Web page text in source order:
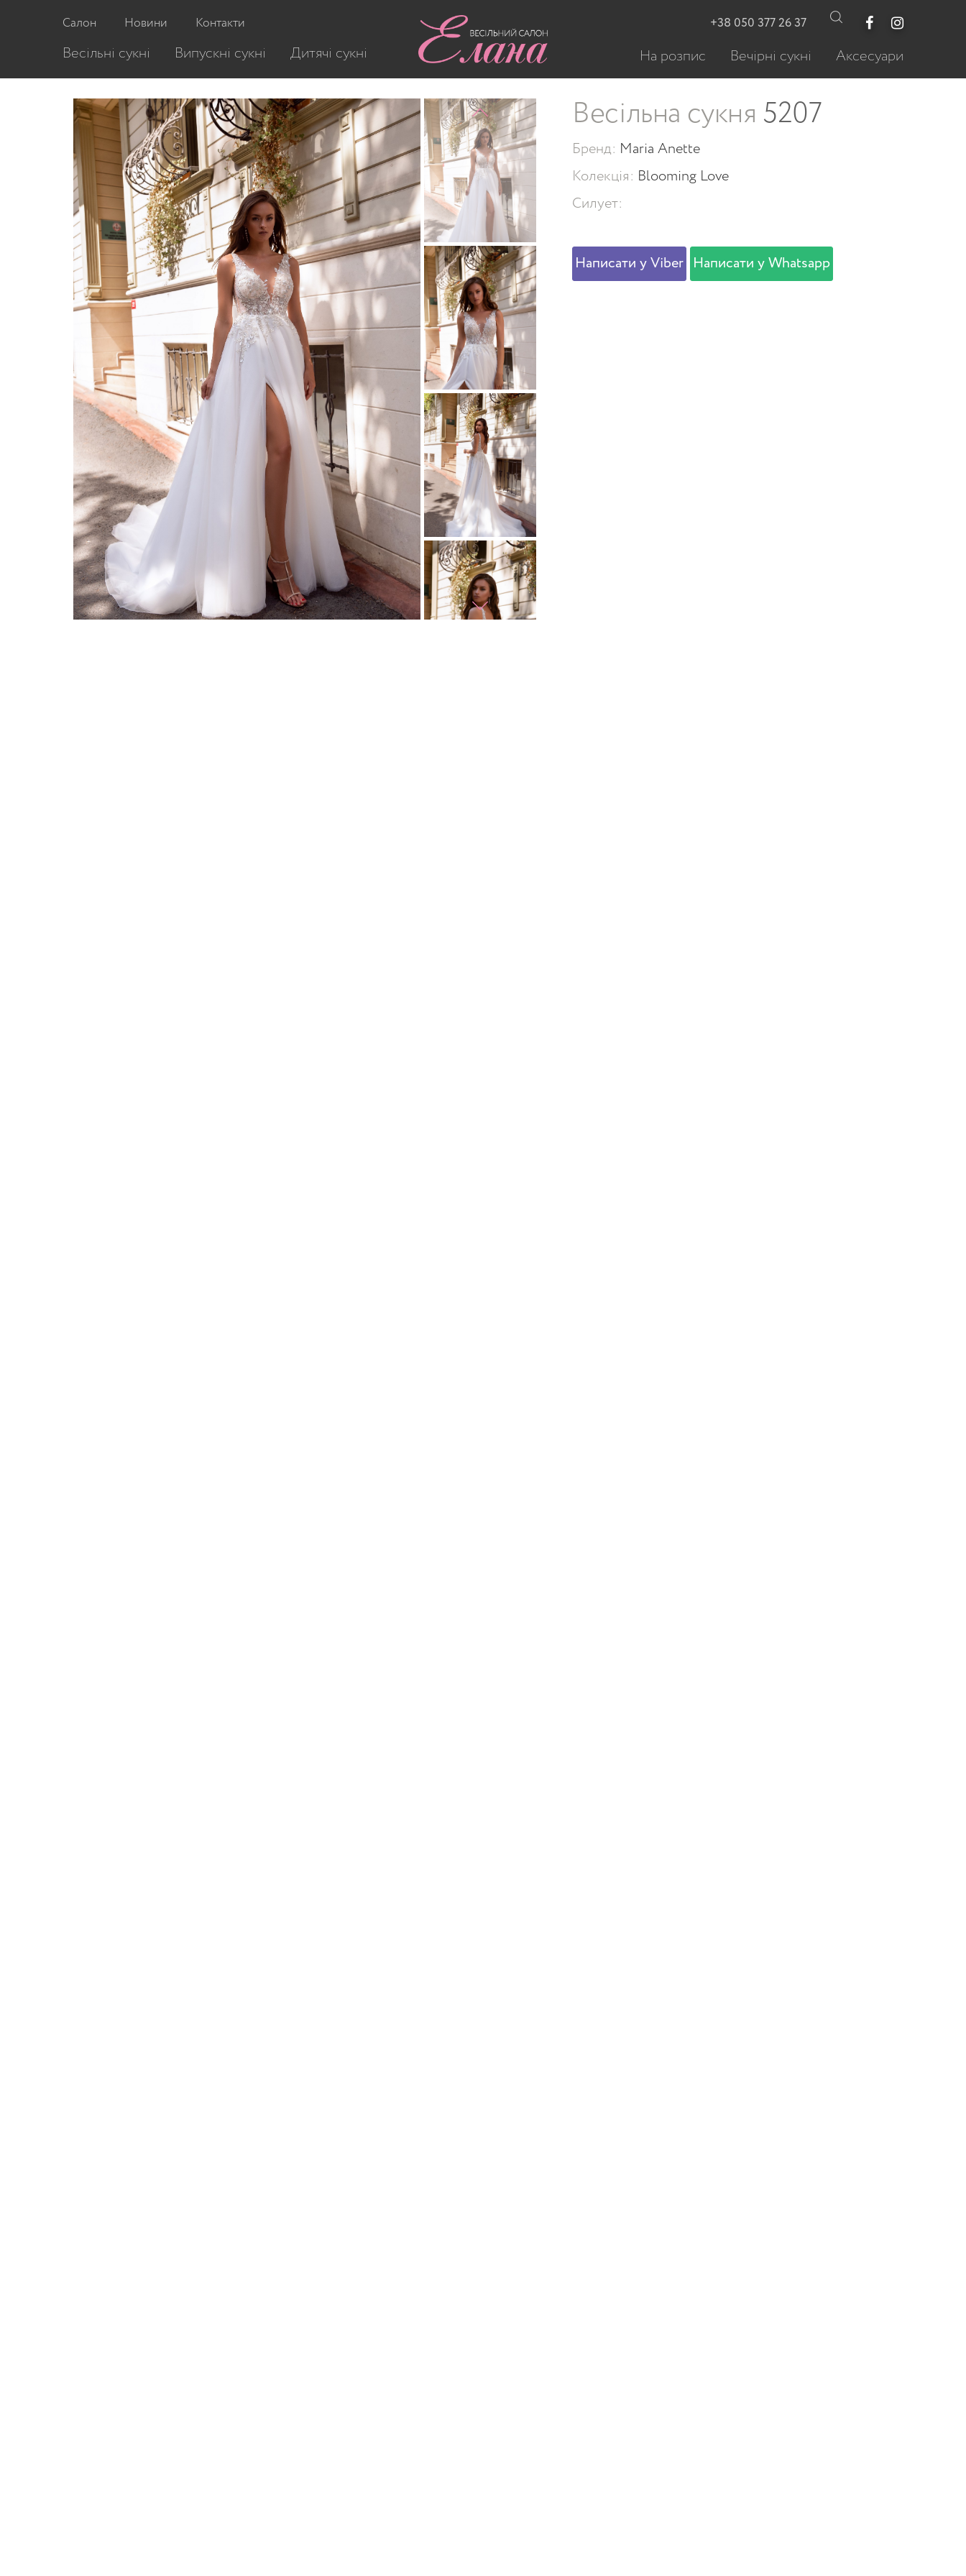
Головна / Весільні сукні/Весільна сукня 5207
Весільна сукня 5207
Бренд: Maria Anette
Колекція: Blooming Love
Силует:
Написати у Viber Написати у Whatsapp
Салон Новини Контакти
Весільні сукні Випускні сукні Дитячі сукні
+38 050 377 26 37
На розпис Вечірні сукні Аксесуари